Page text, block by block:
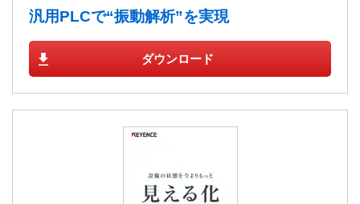
汎用PLCで“振動解析”を実現
ダウンロード